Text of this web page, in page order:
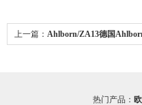
上一篇： Ahlborn/ZA13德国
热门产品：